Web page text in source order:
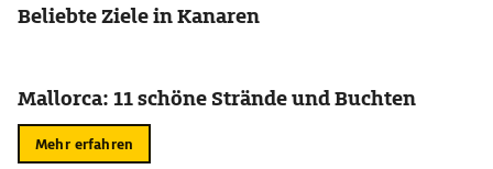
Beliebte Ziele in Kanaren
Mallorca: 11 schöne Strände und Buchten
Mehr erfahren